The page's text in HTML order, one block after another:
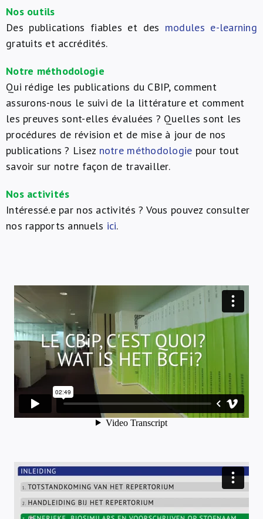
Nos outils
Des publications fiables et des modules e-learning
gratuits et accrédités.
Notre méthodologie
Qui rédige les publications du CBIP, comment
assurons-nous le suivi de la littérature et comment
les preuves sont-elles évaluées ? Quelles sont les
procédures de révision et de mise à jour de nos
publications ? Lisez notre méthodologie pour tout
savoir sur notre façon de travailler.
Nos activités
Intéressé.e par nos activités ? Vous pouvez consulter
nos rapports annuels ici.